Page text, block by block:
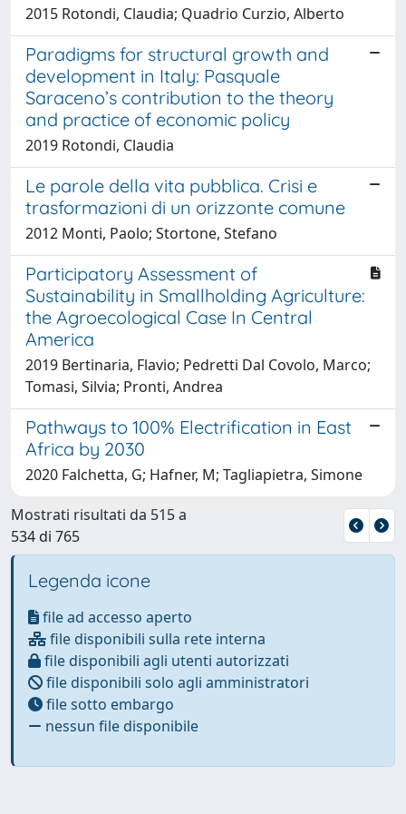
2015 Rotondi, Claudia; Quadrio Curzio, Alberto
Paradigms for structural growth and
development in Italy: Pasquale
Saraceno’s contribution to the theory
and practice of economic policy
2019 Rotondi, Claudia
Le parole della vita pubblica. Crisi e
trasformazioni di un orizzonte comune
2012 Monti, Paolo; Stortone, Stefano
Participatory Assessment of
Sustainability in Smallholding Agriculture:
the Agroecological Case In Central
America
2019 Bertinaria, Flavio; Pedretti Dal Covolo, Marco;
Tomasi, Silvia; Pronti, Andrea
Pathways to 100% Electrification in East
Africa by 2030
2020 Falchetta, G; Hafner, M; Tagliapietra, Simone
Mostrati risultati da 515 a
534 di 765
Legenda icone
file ad accesso aperto
file disponibili sulla rete interna
file disponibili agli utenti autorizzati
file disponibili solo agli amministratori
file sotto embargo
nessun file disponibile